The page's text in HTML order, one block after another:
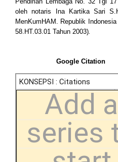
oleh notaris Ina Kartika Sari
MenKumHAM. Republik
58.HT.03.01 Tahun 2003)
Google Citation